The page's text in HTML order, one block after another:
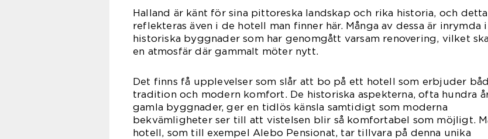
Halland är känt för sina pittoreska landskap och rika historia, och detta
reflekteras även i de hotell man finner här. Många av dessa är inrymda i
historiska byggnader som har genomgått varsam renovering, vilket
en atmosfär där gammalt möter nytt.
Det finns få upplevelser som slår att bo på ett hotell som erbjuder
tradition och modern komfort. De historiska aspekterna, ofta hundra
gamla byggnader, ger en tidlös känsla samtidigt som moderna
bekvämligheter ser till att vistelsen blir så komfortabel som möjligt.
hotell, som till exempel Alebo Pensionat, tar tillvara på denna unika